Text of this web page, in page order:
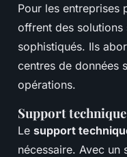
Pour les entreprises
offrent des solutions
sophistiqués. Ils
centres de données
opérations.
Support
Le support
nécessaire. Avec un